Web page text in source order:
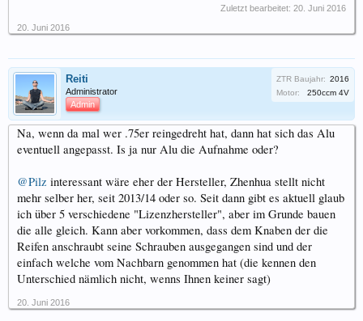
Zuletzt bearbeitet: 20. Juni 2016
20. Juni 2016
Reiti
Administrator
Admin
ZTR Baujahr: 2016
Motor:
250ccm 4V
Na, wenn da mal wer .75er reingedreht hat, dann hat sich das Alu
eventuell angepasst. Is ja nur Alu die Aufnahme oder?
@Pilz interessant wäre eher der Hersteller, Zhenhua stellt nicht
mehr selber her, seit 2013/14 oder so. Seit dann gibt es aktuell glaub
ich über 5 verschiedene "Lizenzhersteller", aber im Grunde bauen
die alle gleich. Kann aber vorkommen, dass dem Knaben der die
Reifen anschraubt seine Schrauben ausgegangen sind und der
einfach welche vom Nachbarn genommen hat (die kennen den
Unterschied nämlich nicht, wenns Ihnen keiner sagt)
20. Juni 2016